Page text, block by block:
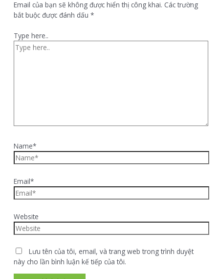
Email của bạn sẽ không được hiển thị công khai. Các trường
bắt buộc được đánh dấu *
Type here..
Name*
Email*
Website
Lưu tên của tôi, email, và trang web trong trình duyệt
này cho lần bình luận kế tiếp của tôi.